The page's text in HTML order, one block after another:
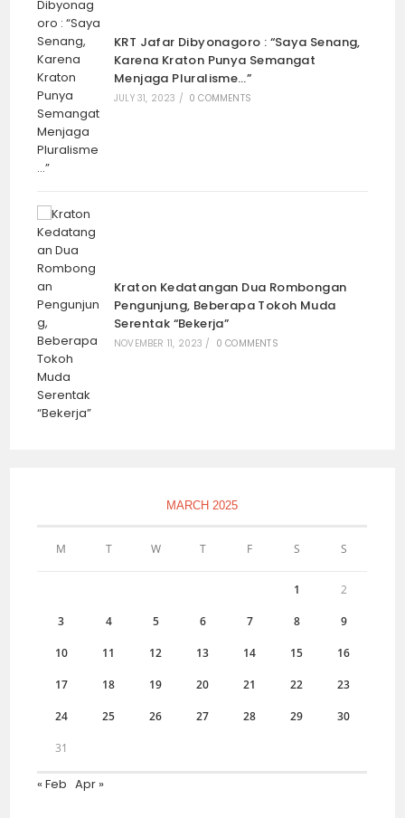
KRT Jafar Dibyonagoro : “Saya Senang,
Karena Kraton Punya Semangat
Menjaga Pluralisme…”
JULY 31, 2023 / 0 COMMENTS
Kraton Kedatangan Dua Rombongan
Pengunjung, Beberapa Tokoh Muda
Serentak “Bekerja”
NOVEMBER 11, 2023 / 0 COMMENTS
MARCH 2025
M T W T F S S
1 2
3 4 5 6 7 8 9
10 11 12 13 14 15 16
17 18 19 20 21 22 23
24 25 26 27 28 29 30
31
« Feb Apr »